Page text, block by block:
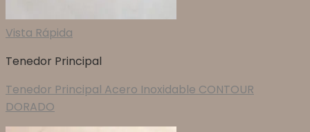
Vista Rápida
Tenedor Principal
Tenedor Principal Acero Inoxidable CONTOUR
DORADO